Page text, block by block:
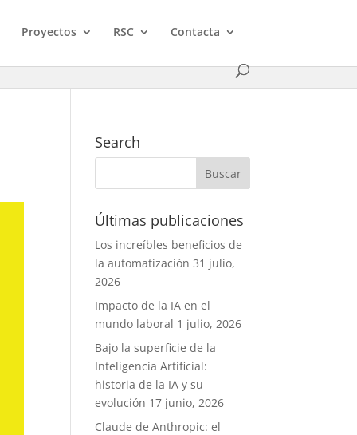
Proyectos RSC Contacta
Search
Últimas publicaciones
Los increíbles beneficios de
la automatización 31 julio,
2026
Impacto de la IA en el
mundo laboral 1 julio, 2026
Bajo la superficie de la
Inteligencia Artificial:
historia de la IA y su
evolución 17 junio, 2026
Claude de Anthropic: el